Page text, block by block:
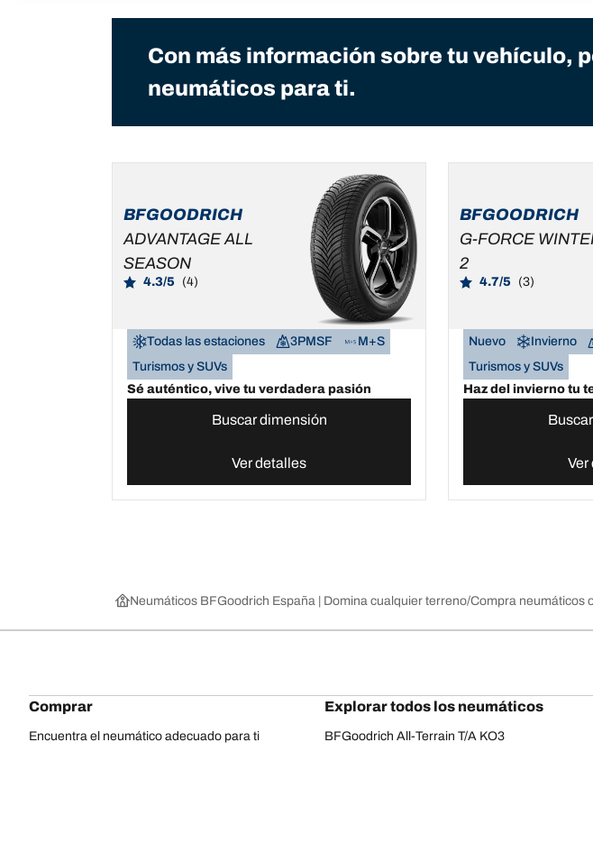
Con más información sobre tu vehículo,
neumáticos para ti.
BFGOODRICH
ADVANTAGE ALL
SEASON
4.3/5 (4)
Todas las estaciones 3PMSF
M+S
Turismos y SUVs
Sé auténtico, vive tu verdadera pasión
Buscar dimensión
Ver detalles
BFGOODRICH
G-FORCE
2
4.7/5 (3)
Nuevo Invierno
Turismos y SUVs
Haz del invierno tu
Ver
Neumáticos BFGoodrich España | Domina cualquier terreno Compra neumáticos
Comprar
Encuentra el neumático adecuado para ti
Explorar todos los neumáticos
BFGoodrich All-Terrain T/A KO3